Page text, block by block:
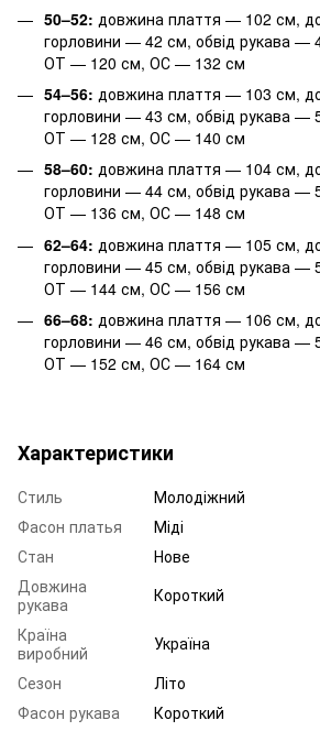
50–52: довжина плаття — 102 см,
горловини — 42 см, обвід рукава
ОТ — 120 см, ОС — 132 см
54–56: довжина плаття — 103 см,
горловини — 43 см, обвід рукава
ОТ — 128 см, ОС — 140 см
58–60: довжина плаття — 104 см,
горловини — 44 см, обвід рукава
ОТ — 136 см, ОС — 148 см
62–64: довжина плаття — 105 см,
горловини — 45 см, обвід рукава
ОТ — 144 см, ОС — 156 см
66–68: довжина плаття — 106 см,
горловини — 46 см, обвід рукава
ОТ — 152 см, ОС — 164 см
Характеристики
Стиль
Молодіжний
Фасон платья
Міді
Стан
Нове
Довжина
рукава
Короткий
Країна
виробний
Україна
Сезон
Літо
Фасон рукава
Короткий